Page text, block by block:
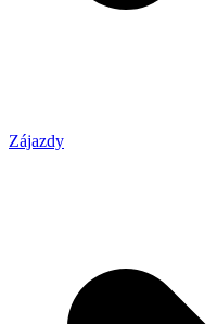
Zájazdy